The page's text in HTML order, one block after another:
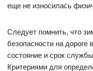
еще не износилась
Следует помнить, что
безопасности на дороге
состояние и срок
Критериями для